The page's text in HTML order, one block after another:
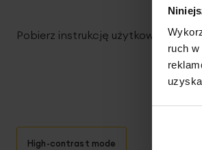
ruch
Pobierz instrukcję użytkowania i
High-contrast mode